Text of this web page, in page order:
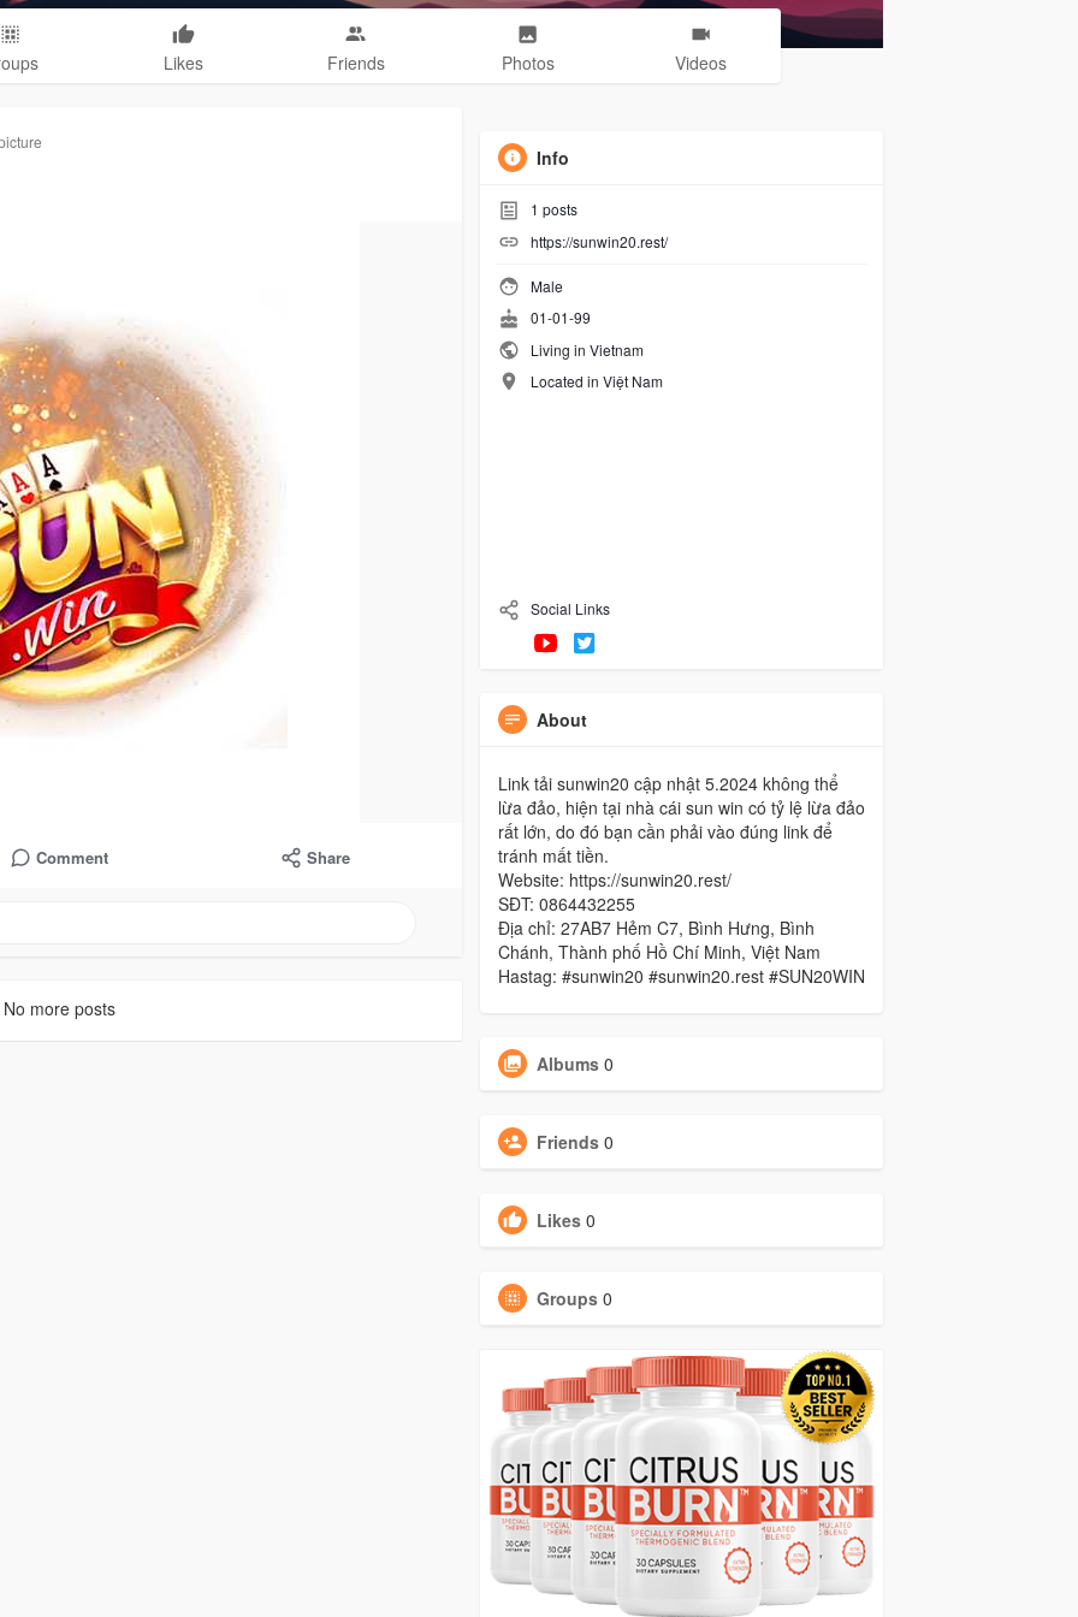
Likes Friends Photos Videos
Comment Share
No more posts
Info
1 posts
https://sunwin20.rest/
Male
01-01-99
Living in Vietnam
Located in Việt Nam
Social Links
About
Link tải sunwin20 cập nhật 5.2024 không thể
lừa đảo, hiện tại nhà cái sun win có tỷ lệ lừa đảo
rất lớn, do đó bạn cần phải vào đúng link để
tránh mất tiền.
Website: https://sunwin20.rest/
SĐT: 0864432255
Địa chỉ: 27AB7 Hẻm C7, Bình Hưng, Bình
Chánh, Thành phố Hồ Chí Minh, Việt Nam
Hastag: #sunwin20 #sunwin20.rest #SUN20WIN
Albums 0
Friends 0
Likes 0
Groups 0